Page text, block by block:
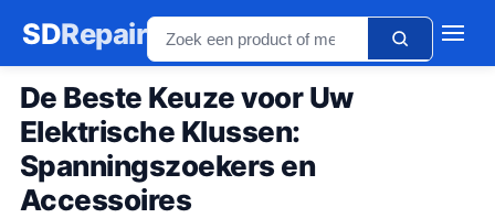
SDRepair
De Beste Keuze voor Uw
Elektrische Klussen:
Spanningszoekers en
Accessoires